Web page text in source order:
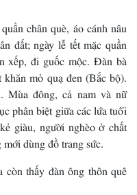
chân què, áo cánh nâu
đất; ngày lễ tết mặc quần
xếp, đi guốc mộc. Ðàn bà
mỏ quạ đen (Bắc bộ).
Mùa đông, cả nam và nữ
phân biệt giữa các lứa tuổi
giàu, người nghèo ở chất
dùng đồ trang sức.
thấy đàn ông thôn quê